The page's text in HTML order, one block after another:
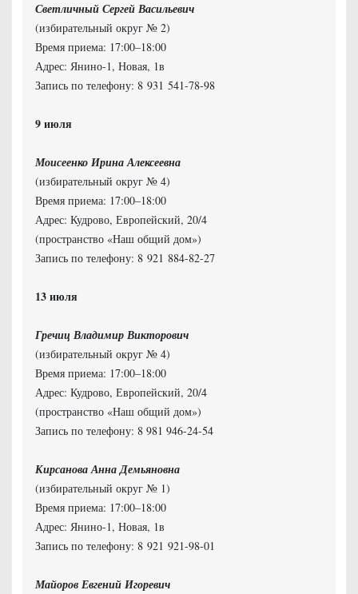
Светличный Сергей Васильевич
(избирательный округ № 2)
Время приема: 17:00–18:00
Адрес: Янино-1, Новая, 1в
Запись по телефону: 8 931 541-78-98
Моисеенко Ирина Алексеевна
(избирательный округ № 4)
Время приема: 17:00–18:00
Адрес: Кудрово, Европейский, 20/4
(пространство «Наш общий дом»)
Запись по телефону: 8 921 884-82-27
Гречиц Владимир Викторович
(избирательный округ № 4)
Время приема: 17:00–18:00
Адрес: Кудрово, Европейский, 20/4
(пространство «Наш общий дом»)
Запись по телефону: 8 981 946-24-54
Кирсанова Анна Демьяновна
(избирательный округ № 1)
Время приема: 17:00–18:00
Адрес: Янино-1, Новая, 1в
Запись по телефону: 8 921 921-98-01
Майоров Евгений Игоревич